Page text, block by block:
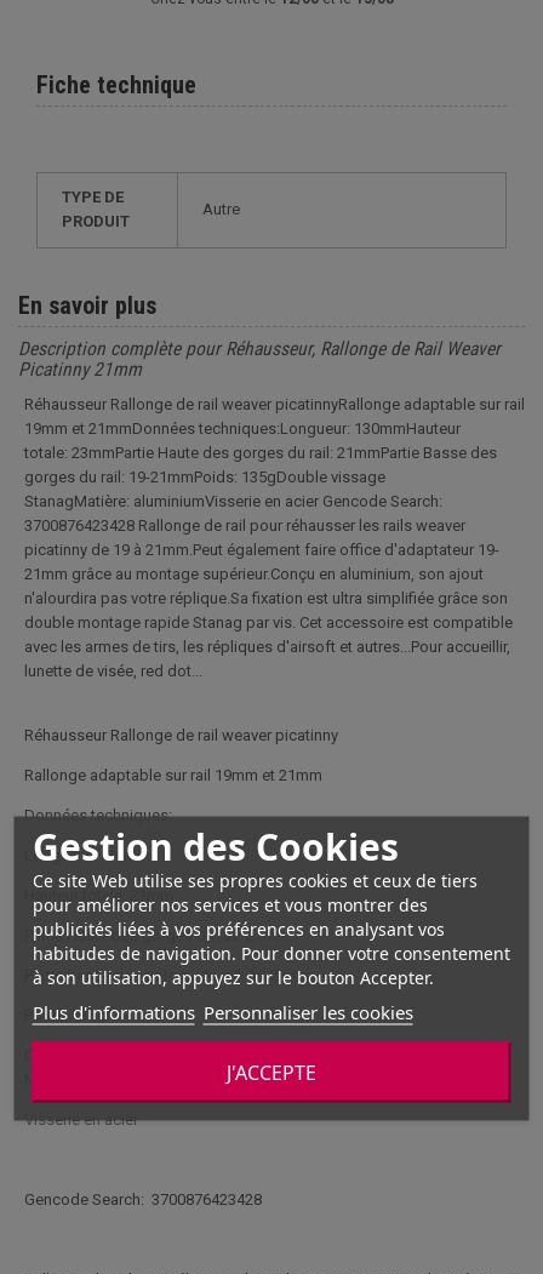
Gestion des Cookies
Ce site Web utilise ses propres cookies et ceux de tiers
pour améliorer nos services et vous montrer des
publicités liées à vos préférences en analysant vos
habitudes de navigation. Pour donner votre consentement
à son utilisation, appuyez sur le bouton Accepter.
Plus d'informations Personnaliser les cookies
J'ACCEPTE
Fiche technique
TYPE DE
PRODUIT
Autre
En savoir plus
Description complète pour Réhausseur, Rallonge de Rail Weaver
Picatinny 21mm
Réhausseur Rallonge de rail weaver picatinnyRallonge adaptable sur rail
19mm et 21mmDonnées techniques:Longueur: 130mmHauteur
totale: 23mmPartie Haute des gorges du rail: 21mmPartie Basse des
gorges du rail: 19-21mmPoids: 135gDouble vissage
StanagMatière: aluminiumVisserie en acier Gencode Search:
3700876423428 Rallonge de rail pour réhausser les rails weaver
picatinny de 19 à 21mm.Peut également faire office d'adaptateur 19-
21mm grâce au montage supérieur.Conçu en aluminium, son ajout
n'alourdira pas votre réplique.Sa fixation est ultra simplifiée grâce son
double montage rapide Stanag par vis. Cet accessoire est compatible
avec les armes de tirs, les répliques d'airsoft et autres...Pour accueillir,
lunette de visée, red dot...
Réhausseur Rallonge de rail weaver picatinny
Rallonge adaptable sur rail 19mm et 21mm
Données techniques:
Longueur: 130mm
Hauteur totale: 23mm
Partie Haute des gorges du rail: 21mm
Partie Basse des gorges du rail: 19-21mm
Poids: 135g
Visserie en acier
Gencode Search: 3700876423428